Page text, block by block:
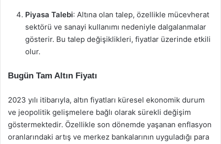
Piyasa Talebi: Altına olan talep, özellikle mücevherat
sektörü ve sanayi kullanımı nedeniyle dalgalanmalar
gösterir. Bu talep değişiklikleri, fiyatlar üzerinde etkili
olur.
Bugün Tam Altın Fiyatı
2023 yılı itibarıyla, altın fiyatları küresel ekonomik durum
ve jeopolitik gelişmelere bağlı olarak sürekli değişim
göstermektedir. Özellikle son dönemde yaşanan enflasyon
oranlarındaki artış ve merkez bankalarının uyguladığı para